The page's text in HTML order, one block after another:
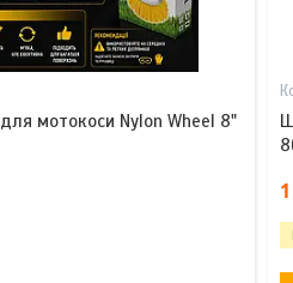
мотокоси Nylon Wheel 8"